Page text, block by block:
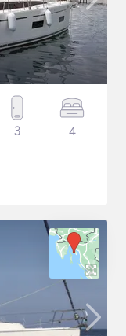
3 4